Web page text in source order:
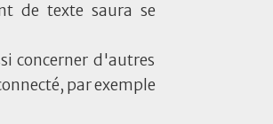
de texte saura se
concerner d'autres
par exemple